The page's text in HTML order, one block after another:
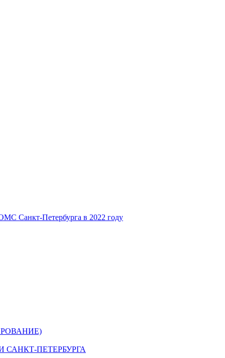
Санкт-Петербурга в 2022 году
ПЕТЕРБУРГА